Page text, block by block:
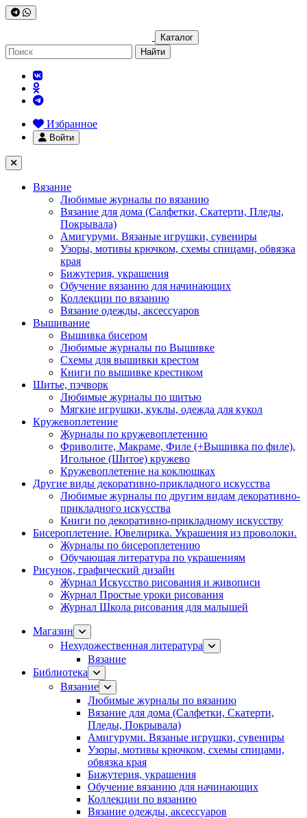
Каталог
Найти
Избранное
Войти
Вязание
Любимые журналы по вязанию
Вязание для дома (Салфетки, Скатерти, Пледы,
Покрывала)
Амигуруми. Вязаные игрушки, сувениры
Узоры, мотивы крючком, схемы спицами, обвязка
края
Бижутерия, украшения
Обучение вязанию для начинающих
Коллекции по вязанию
Вязание одежды, аксессуаров
Вышивание
Вышивка бисером
Любимые журналы по Вышивке
Схемы для вышивки крестом
Книги по вышивке крестиком
Шитье, пэчворк
Любимые журналы по шитью
Мягкие игрушки, куклы, одежда для кукол
Кружевоплетение
Журналы по кружевоплетению
Фриволите, Макраме, Филе (+Вышивка по филе),
Игольное (Шитое) кружево
Кружевоплетение на коклюшках
Другие виды декоративно-прикладного искусства
Любимые журналы по другим видам декоративно-
прикладного искусства
Книги по декоративно-прикладному искусству
Бисероплетение. Ювелирика. Украшения из проволоки.
Журналы по бисероплетению
Обучающая литература по украшениям
Рисунок, графический дизайн
Журнал Искусство рисования и живописи
Журнал Простые уроки рисования
Журнал Школа рисования для малышей
Магазин
Нехудожественная литература
Вязание
Библиотека
Вязание
Любимые журналы по вязанию
Вязание для дома (Салфетки, Скатерти,
Пледы, Покрывала)
Амигуруми. Вязаные игрушки, сувениры
Узоры, мотивы крючком, схемы спицами,
обвязка края
Бижутерия, украшения
Обучение вязанию для начинающих
Коллекции по вязанию
Вязание одежды, аксессуаров